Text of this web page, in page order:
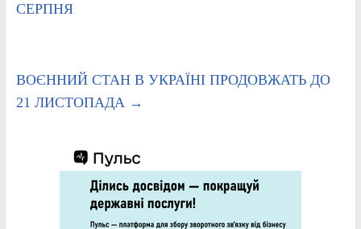
СЕРПНЯ
ВОЄННИЙ СТАН В УКРАЇНІ ПРОДОВЖАТЬ ДО
21 ЛИСТОПАДА →